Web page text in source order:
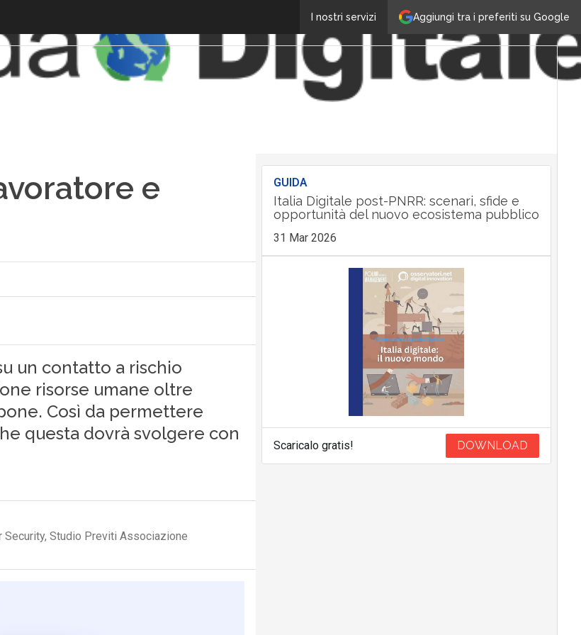
Aggiungi tra i preferiti su Google
I nostri servizi
e
un contatto a rischio
risorse umane oltre
Così da permettere
questa dovrà svolgere con
Studio Previti Associazione
GUIDA
Italia Digitale post-PNRR: scenari, sfide e
opportunità del nuovo ecosistema pubblico
31 Mar 2026
Scaricalo gratis! DOWNLOAD